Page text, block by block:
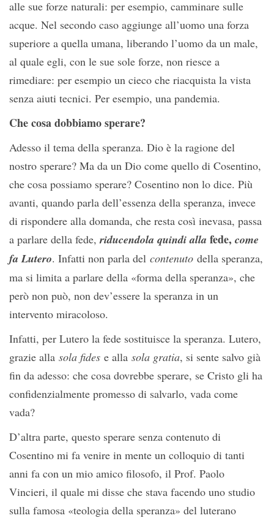
alle sue forze naturali: per esempio, camminare sulle
acque. Nel secondo caso aggiunge all’uomo una forza
superiore a quella umana, liberando l’uomo da un male,
al quale egli, con le sue sole forze, non riesce a
rimediare: per esempio un cieco che riacquista la vista
senza aiuti tecnici. Per esempio, una pandemia.
Che cosa dobbiamo sperare?
Adesso il tema della speranza. Dio è la ragione del
nostro sperare? Ma da un Dio come quello di Cosentino,
che cosa possiamo sperare? Cosentino non lo dice. Più
avanti, quando parla dell’essenza della speranza, invece
di rispondere alla domanda, che resta così inevasa, passa
a parlare della fede,riducendola quindi alla fede, come
fa Lutero. Infatti non parla del contenuto della speranza,
ma si limita a parlare della «forma della speranza», che
però non può, non dev’essere la speranza in un
intervento miracoloso.
Infatti, per Lutero la fede sostituisce la speranza. Lutero,
grazie alla sola fides e alla sola gratia, si sente salvo già
fin da adesso: che cosa dovrebbe sperare, se Cristo gli ha
confidenzialmente promesso di salvarlo, vada come
vada?
D’altra parte, questo sperare senza contenuto di
Cosentino mi fa venire in mente un colloquio di tanti
anni fa con un mio amico filosofo, il Prof. Paolo
Vincieri, il quale mi disse che stava facendo uno studio
sulla famosa «teologia della speranza» del luterano